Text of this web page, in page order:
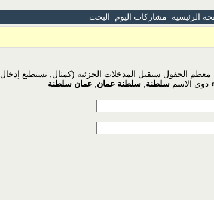
الرئيسية مشاركات اليوم البحث
معظم الحقول ستقبل المدخلات الجزئية (كمثال, تستطيع إدخال
ذوي الاسم سلطنة سلطنة عمان عمان سلطنة